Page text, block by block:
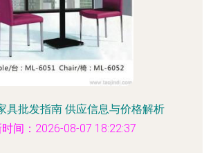
具批发指南 供应信息与价格解析
间：2026-08-07 18:22:37